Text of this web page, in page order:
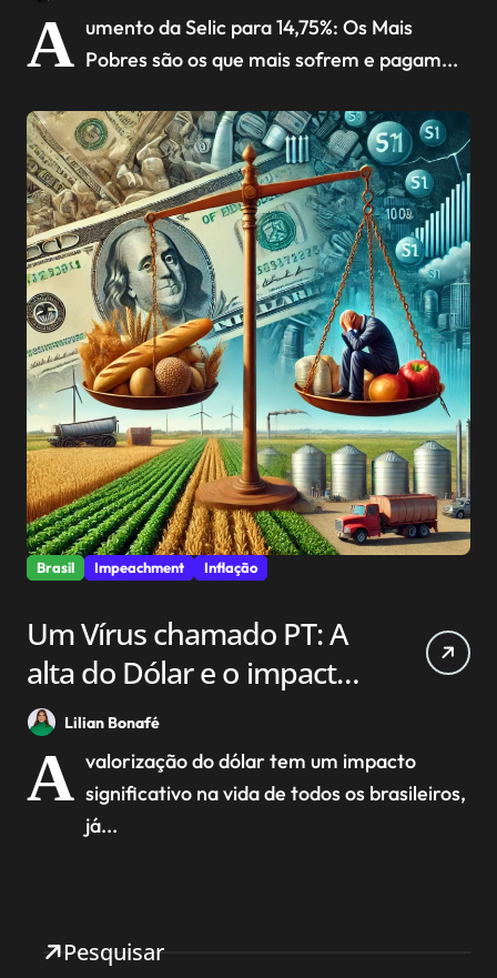
A umento da Selic para 14,75%: Os Mais
Pobres são os que mais sofrem e pagam...
Brasil Impeachment Inflação
Um Vírus chamado PT: A
alta do Dólar e o impacto
na economia brasileira.
Lilian Bonafé
A valorização do dólar tem um impacto
significativo na vida de todos os brasileiros,
já...
Pesquisar